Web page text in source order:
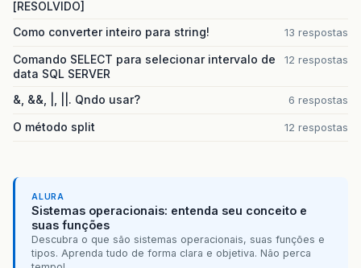
[RESOLVIDO]
Como converter inteiro para string! 13 respostas
Comando SELECT para selecionar intervalo de
data SQL SERVER
12 respostas
&, &&, |, ||. Qndo usar? 6 respostas
O método split 12 respostas
ALURA
Sistemas operacionais: entenda seu conceito e
suas funções
Descubra o que são sistemas operacionais, suas funções e
tipos. Aprenda tudo de forma clara e objetiva. Não perca